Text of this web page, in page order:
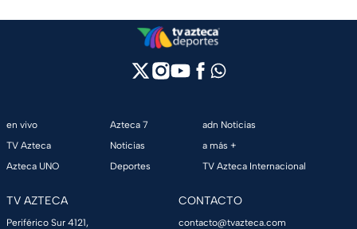
en vivo
TV Azteca
Azteca UNO
Azteca 7
Noticias
Deportes
adn Noticias
a más +
TV Azteca Internacional
TV AZTECA
Periférico Sur 4121,
CONTACTO
contacto@tvazteca.com